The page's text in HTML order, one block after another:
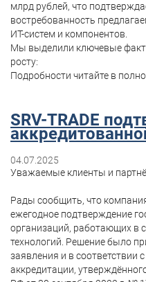
млрд рублей, что
востребованность
ИТ-систем и компонентов.
Мы выделили ключевые
росту:
Подробности читайте в
SRV-TRADE
04.07.2025
Уважаемые клиенты и
Рады сообщить, что
ежегодное подтверждение
организаций, работающих в
технологий. Решение было
заявления и в соответствии
аккредитации,